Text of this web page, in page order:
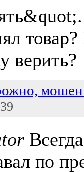
верить?
по